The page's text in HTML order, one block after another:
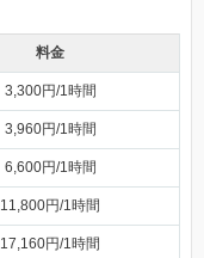
料金
3,300円/1時間
3,960円/1時間
6,600円/1時間
11,800円/1時間
17,160円/1時間